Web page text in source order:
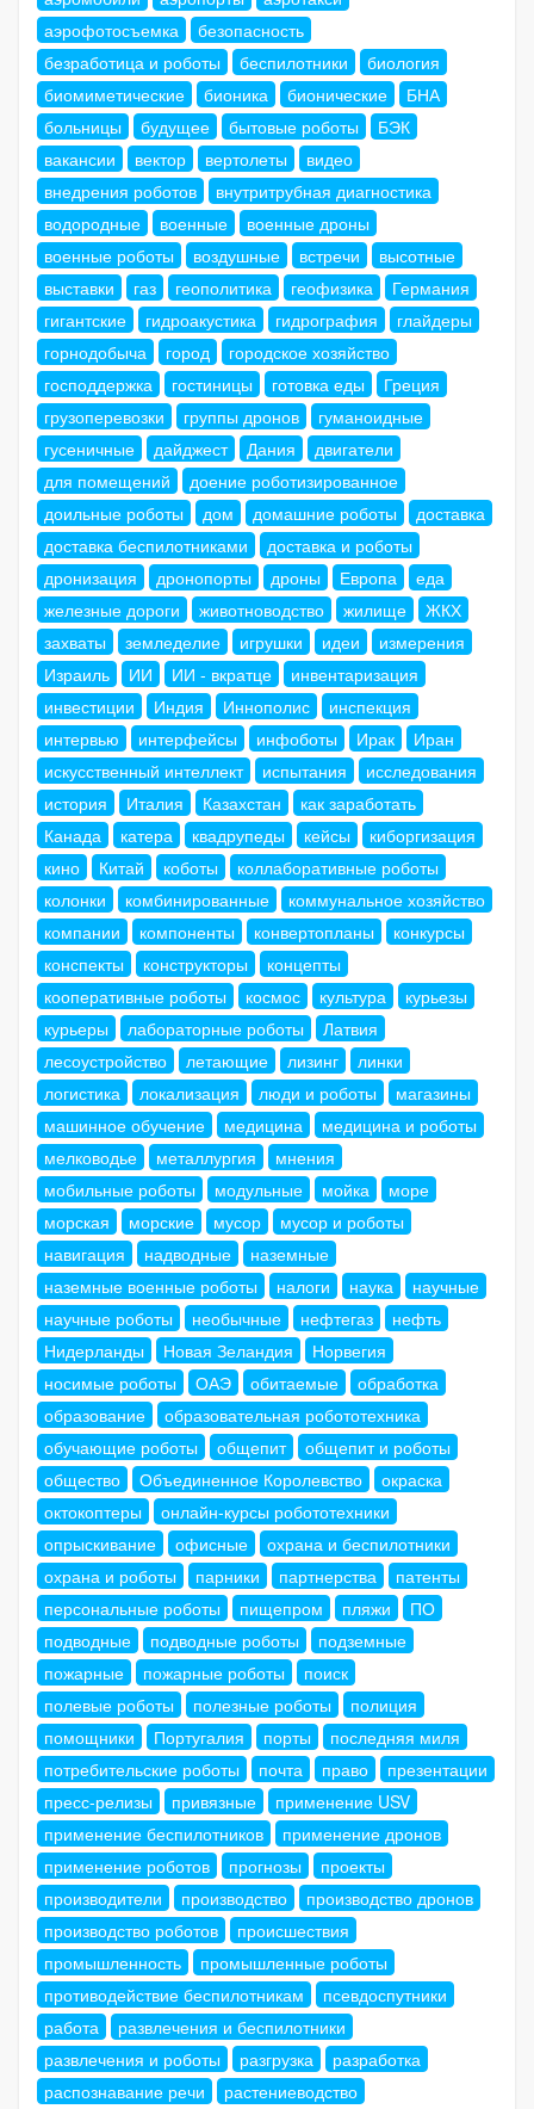
аэрофотосъемка
безопасность
безработица и роботы
беспилотники
биология
биомиметические
бионика бионические
БНА
больницы
будущее бытовые роботы
БЭК
вакансии
вектор вертолеты
видео
внедрения роботов
внутритрубная диагностика
водородные
военные
военные дроны
военные роботы
воздушные встречи
высотные
выставки
газ геополитика геофизика
Германия
гигантские
гидроакустика гидрография
глайдеры
горнодобыча
город
городское хозяйство
господдержка
гостиницы готовка еды
Греция
грузоперевозки
группы дронов
гуманоидные
гусеничные
дайджест Дания
двигатели
для помещений
доение роботизированное
доильные роботы
дом домашние роботы
доставка
доставка беспилотниками
доставка и роботы
дронизация
дронопорты дроны Европа
еда
железные дороги
животноводство жилище
ЖКХ
захваты
земледелие игрушки идеи
измерения
Израиль
ИИ ИИ - вкратце
инвентаризация
инвестиции
Индия Иннополис
инспекция
интервью
интерфейсы инфоботы Ирак
Иран
искусственный интеллект
испытания
исследования
история
Италия Казахстан
как заработать
Канада
катера квадрупеды кейсы
киборгизация
кино
Китай коботы
коллаборативные роботы
колонки
комбинированные
коммунальное хозяйство
компании
компоненты конвертопланы
конкурсы
конспекты
конструкторы
концепты
кооперативные роботы
космос культура
курьезы
курьеры
лабораторные роботы
Латвия
лесоустройство
летающие лизинг
линки
логистика
локализация люди и роботы
магазины
машинное обучение
медицина
медицина и роботы
мелководье
металлургия
мнения
мобильные роботы
модульные мойка
море
морская
морские мусор
мусор и роботы
навигация
надводные
наземные
наземные военные роботы
налоги наука
научные
научные роботы
необычные нефтегаз
нефть
Нидерланды
Новая Зеландия
Норвегия
носимые роботы
ОАЭ обитаемые
обработка
образование
образовательная робототехника
обучающие роботы
общепит
общепит и роботы
общество
Объединенное Королевство
окраска
октокоптеры
онлайн-курсы робототехники
опрыскивание
офисные
охрана и беспилотники
охрана и роботы
парники партнерства
патенты
персональные роботы
пищепром пляжи
ПО
подводные
подводные роботы
подземные
пожарные
пожарные роботы
поиск
полевые роботы
полезные роботы
полиция
помощники
Португалия порты
последняя миля
потребительские роботы
почта право
презентации
пресс-релизы
привязные
применение USV
применение беспилотников
применение дронов
применение роботов
прогнозы
проекты
производители
производство
производство дронов
производство роботов
происшествия
промышленность
промышленные роботы
противодействие беспилотникам
псевдоспутники
работа
развлечения и беспилотники
развлечения и роботы
разгрузка
разработка
распознавание речи
растениеводство